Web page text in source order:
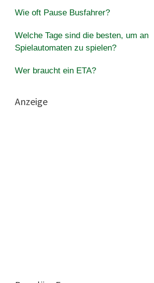
Wie oft Pause Busfahrer?
Welche Tage sind die besten, um an
Spielautomaten zu spielen?
Wer braucht ein ETA?
Anzeige